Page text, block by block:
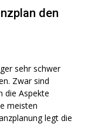
den
sehr schwer
Zwar sind
die Aspekte
meisten
legt die